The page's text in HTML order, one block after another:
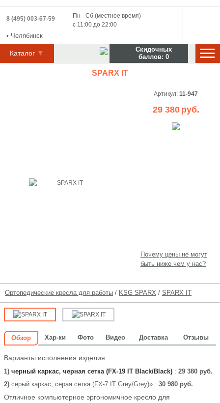
8 (495) 003-67-59
• Челябинск
Пн - Сб (местное время)
с 11:00 до 22:00
Каталог
Скидочных
баллов: 0
Почему цены не могут
быть ниже чем у нас?
SPARX IT
Артикул: 11-947
29 380 руб.
Ортопедические кресла для работы / KSG SPARX / SPARX IT
Обзор Хар-ки Фото Видео Доставка Отзывы
Варианты исполнения изделия:
1) черный каркас, черная сетка (FX-19 IT Black/Black) : 29 380 руб.
2) серый каркас, серая сетка (FX-7 IT Grey/Grey)» : 30 980 руб.
Отличное компьютерное эргономичное кресло для